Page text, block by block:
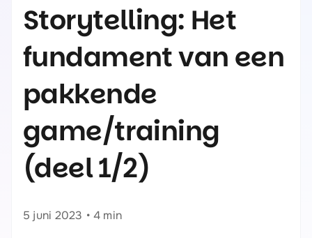
Storytelling: Het
fundament van een
pakkende
game/training
(deel 1/2)
5 juni 2023 • 4 min